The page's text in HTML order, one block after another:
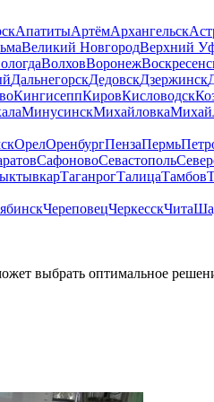
АпатитыАртёмАрхангельск
Великий НовгородВерхний
ВолховВоронеж
ДальнегорскДедовскДзержинск
КингисеппКировКисловодск
МинусинскМихайловка
ОрелОренбургПензаПермь
СафоновоСевастополь
ТаганрогТалицаТамбов
ЧереповецЧеркесскЧита
выбрать оптимальное